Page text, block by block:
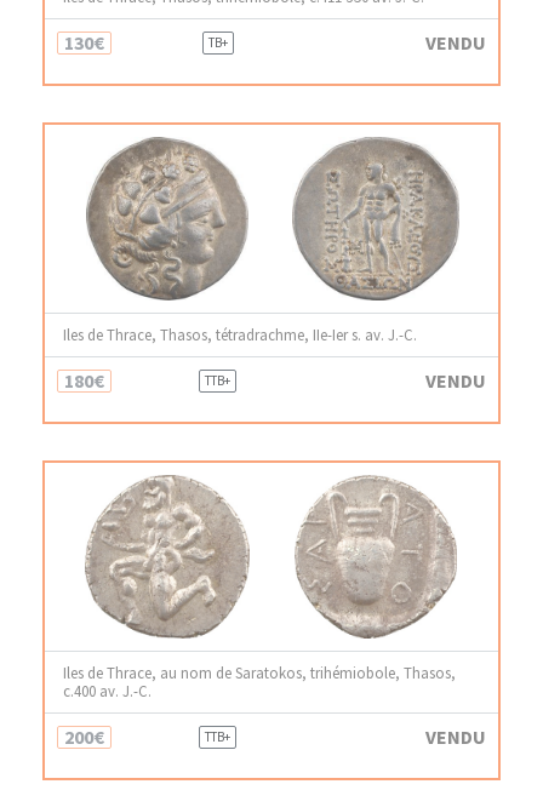
130€ TB+ VENDU
Iles de Thrace, Thasos, tétradrachme, IIe-Ier s. av. J.-C.
180€ TTB+ VENDU
Iles de Thrace, au nom de Saratokos, trihémiobole, Thasos,
c.400 av. J.-C.
200€ TTB+ VENDU